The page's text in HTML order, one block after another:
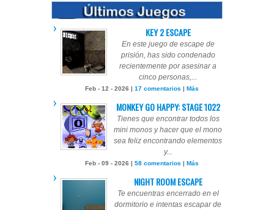
KEY 2 ESCAPE
En este juego de escape de
prisión, has sido condenado
recientemente por asesinar a
cinco personas,...
Feb - 12 - 2026 | 17 comentarios | Más
MONKEY GO HAPPY: STAGE 1022
Tienes que encontrar todos los
mini monos y hacer que el mono
sea feliz encontrando elementos
y...
Feb - 09 - 2026 | 58 comentarios | Más
NIGHT ROOM ESCAPE
Te encuentras encerrado en el
dormitorio e intentas escapar de